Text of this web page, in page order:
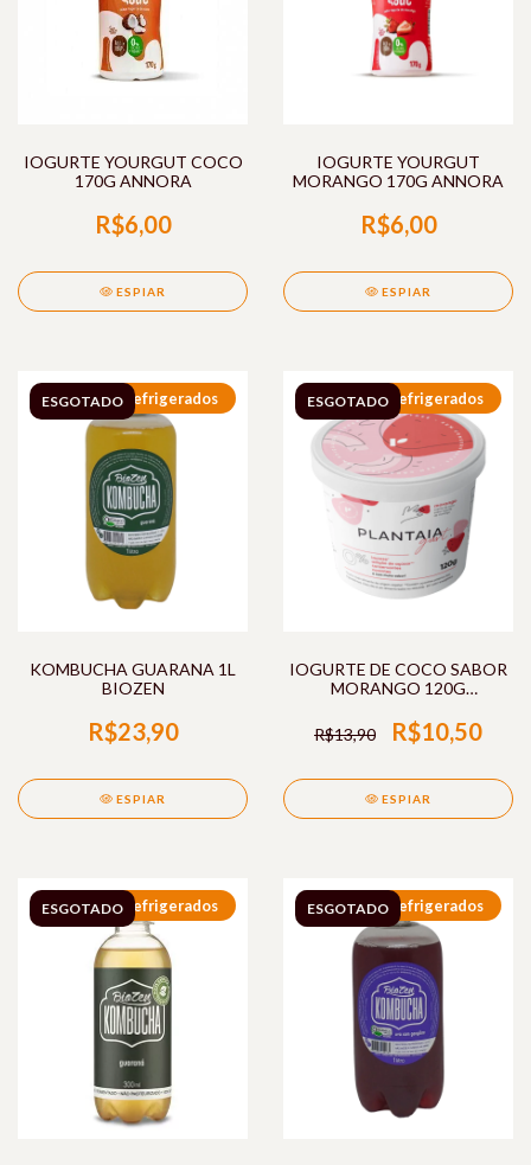
IOGURTE YOURGUT COCO
170G ANNORA
R$6,00
ESPIAR
IOGURTE YOURGUT
MORANGO 170G ANNORA
R$6,00
ESPIAR
Refrigerados
ESGOTADO
KOMBUCHA GUARANA 1L
BIOZEN
R$23,90
ESPIAR
Refrigerados
ESGOTADO
IOGURTE DE COCO SABOR
MORANGO 120G
R$13,90
R$10,50
ESPIAR
Refrigerados
ESGOTADO Refrigerados
ESGOTADO